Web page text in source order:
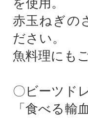
を使用。
赤玉ねぎの
ださい。
魚料理にも
〇ビーツド
「食べる輸